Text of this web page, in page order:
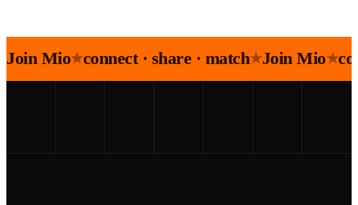
Join Mio★connect · share · match★Join Mio★